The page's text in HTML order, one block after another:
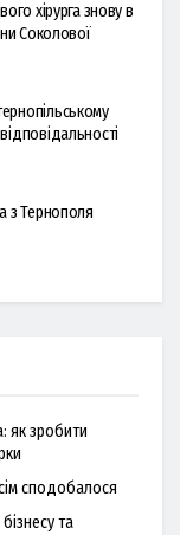
хірурга знову в
Соколової
з Тернополя
як зробити
сподобалося
та